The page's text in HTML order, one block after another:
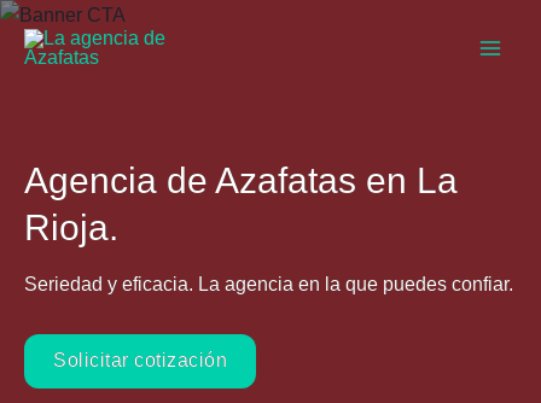
Ir
Agencia de Azafatas en La
Rioja.
Seriedad y eficacia. La agencia en la que puedes confiar.
Solicitar cotización